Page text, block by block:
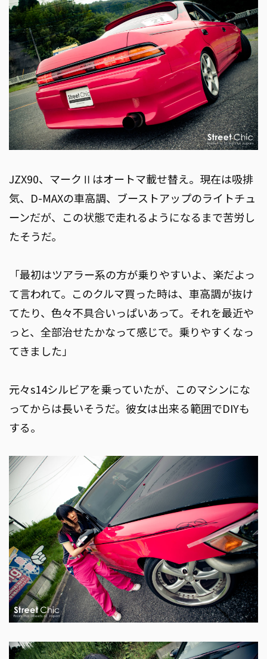
JZX90、マークⅡはオートマ載せ替え。現在は吸排
気、D-MAXの車高調、ブーストアップのライトチュ
ーンだが、この状態で走れるようになるまで苦労し
たそうだ。
「最初はツアラー系の方が乗りやすいよ、楽だよっ
て言われて。このクルマ買った時は、車高調が抜け
てたり、色々不具合いっぱいあって。それを最近や
っと、全部治せたかなって感じで。乗りやすくなっ
てきました」
元々s14シルビアを乗っていたが、このマシンにな
ってからは長いそうだ。彼女は出来る範囲でDIYも
する。